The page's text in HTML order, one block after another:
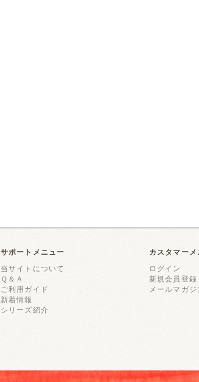
サポートメニュー
当サイトについて
Ｑ＆Ａ
ご利用ガイド
新着情報
シリーズ紹介
カスタマーメ
ログイン
新規会員登録
メールマガジ